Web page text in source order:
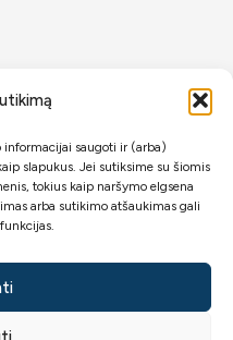
saugoti ir (arba)
slapukus. Jei sutiksime su šiomis
tokius kaip naršymo elgsena
arba sutikimo atšaukimas gali